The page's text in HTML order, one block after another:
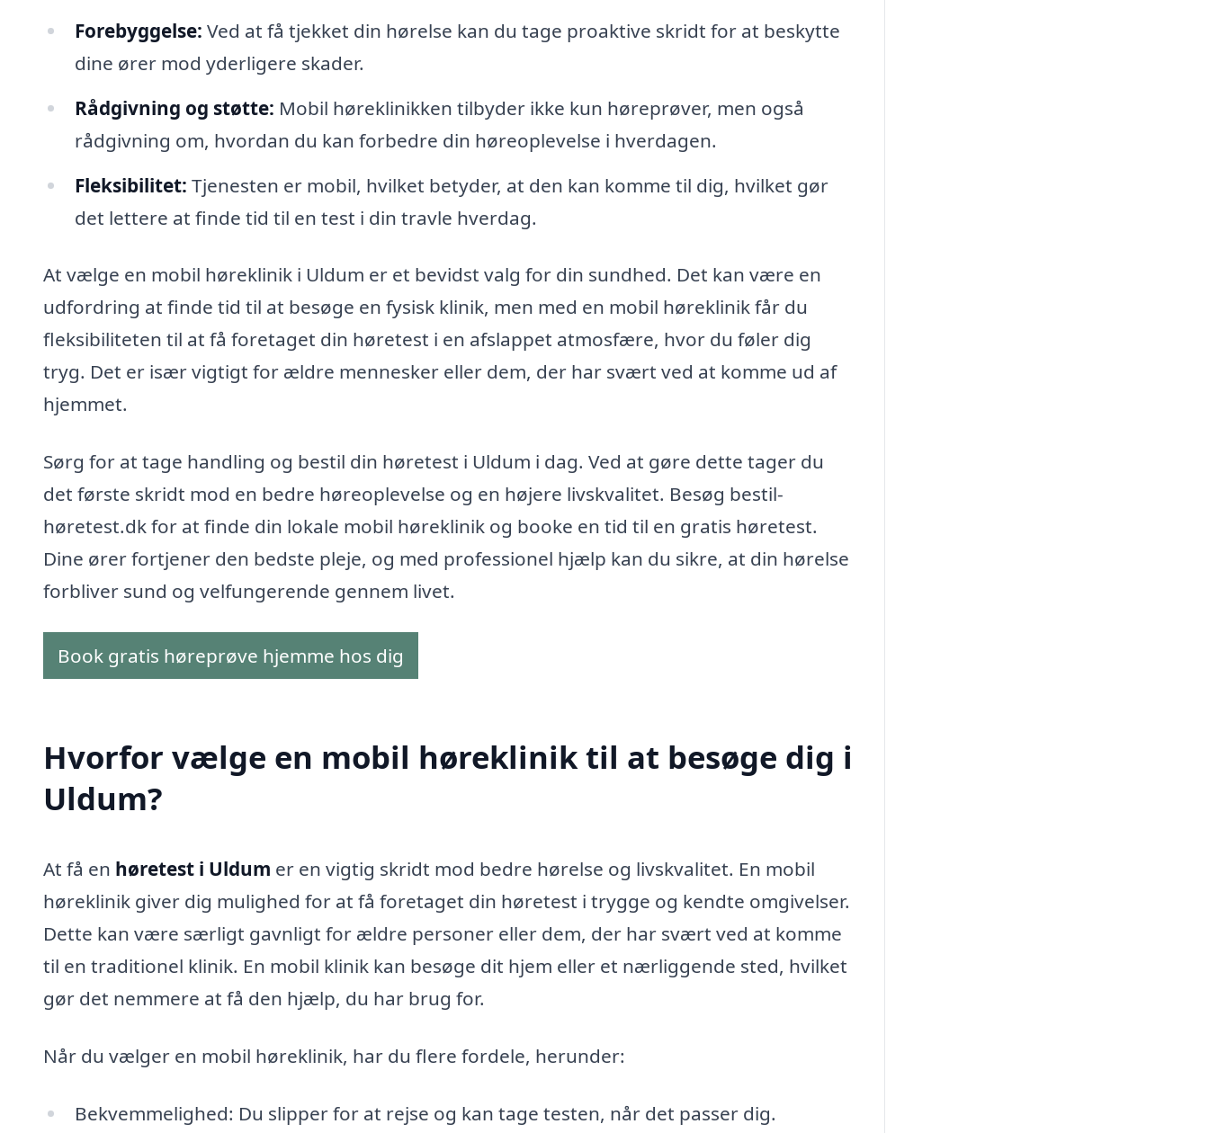
Forebyggelse: Ved at få tjekket din hørelse kan du tage proaktive skridt for at beskytte
dine ører mod yderligere skader.
Rådgivning og støtte: Mobil høreklinikken tilbyder ikke kun høreprøver, men også
rådgivning om, hvordan du kan forbedre din høreoplevelse i hverdagen.
Fleksibilitet: Tjenesten er mobil, hvilket betyder, at den kan komme til dig, hvilket gør
det lettere at finde tid til en test i din travle hverdag.
At vælge en mobil høreklinik i Uldum er et bevidst valg for din sundhed. Det kan være en
udfordring at finde tid til at besøge en fysisk klinik, men med en mobil høreklinik får du
fleksibiliteten til at få foretaget din høretest i en afslappet atmosfære, hvor du føler dig
tryg. Det er især vigtigt for ældre mennesker eller dem, der har svært ved at komme ud af
hjemmet.
Sørg for at tage handling og bestil din høretest i Uldum i dag. Ved at gøre dette tager du
det første skridt mod en bedre høreoplevelse og en højere livskvalitet. Besøg bestil-
høretest.dk for at finde din lokale mobil høreklinik og booke en tid til en gratis høretest.
Dine ører fortjener den bedste pleje, og med professionel hjælp kan du sikre, at din hørelse
forbliver sund og velfungerende gennem livet.
Book gratis høreprøve hjemme hos dig
Hvorfor vælge en mobil høreklinik til at besøge dig i
Uldum?
At få en høretest i Uldum er en vigtig skridt mod bedre hørelse og livskvalitet. En mobil
høreklinik giver dig mulighed for at få foretaget din høretest i trygge og kendte omgivelser.
Dette kan være særligt gavnligt for ældre personer eller dem, der har svært ved at komme
til en traditionel klinik. En mobil klinik kan besøge dit hjem eller et nærliggende sted, hvilket
gør det nemmere at få den hjælp, du har brug for.
Når du vælger en mobil høreklinik, har du flere fordele, herunder:
Bekvemmelighed: Du slipper for at rejse og kan tage testen, når det passer dig.